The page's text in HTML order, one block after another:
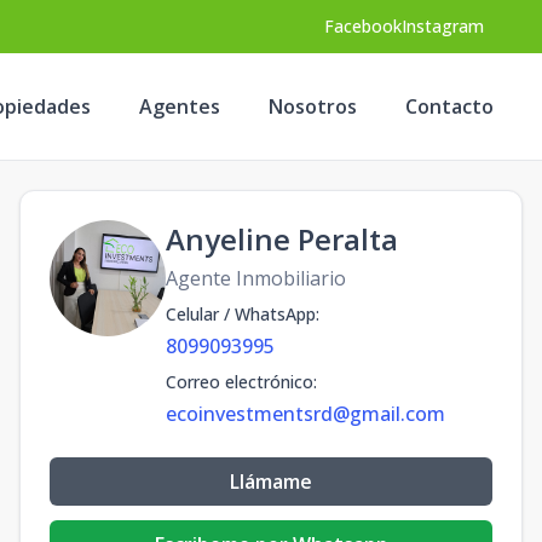
FacebookInstagram
Agentes Nosotros Contacto
Anyeline Peralta
Agente Inmobiliario
Celular / WhatsApp:
8099093995
Correo electrónico:
ecoinvestmentsrd@gmail.com
Llámame